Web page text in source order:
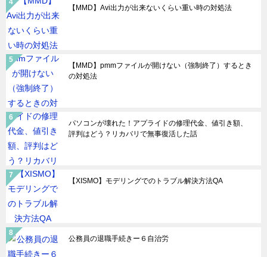
【MMD】Avi出力が出来ないくらい重い時の対処法
【MMD】pmmファイルが開けない（強制終了）するとき
の対処法
パソコンが壊れた！アプライドの修理代金、値引き額、
評判はどう？リカバリで無事復活した話
【XISMO】モデリングでのトラブル解決方法QA
公務員の退職手続きー６自治労